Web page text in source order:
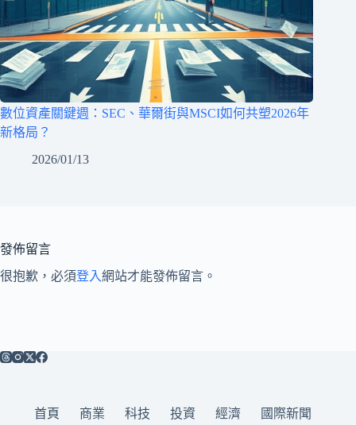
數位資產關鍵週：SEC、華爾街與MSCI如何共塑2026年
新格局？
2026/01/13
發佈留言
很抱歉，必須登入網站才能發佈留言。
首頁 商業 科技 投資 經濟
國際新聞